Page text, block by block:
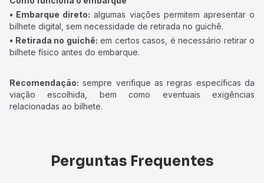
• Embarque direto: algumas viações permitem apresentar o
bilhete digital, sem necessidade de retirada no guichê.
• Retirada no guichê: em certos casos, é necessário retirar o
bilhete físico antes do embarque.
Recomendação: sempre verifique as regras específicas da
viação escolhida, bem como eventuais exigências
relacionadas ao bilhete.
Perguntas Frequentes